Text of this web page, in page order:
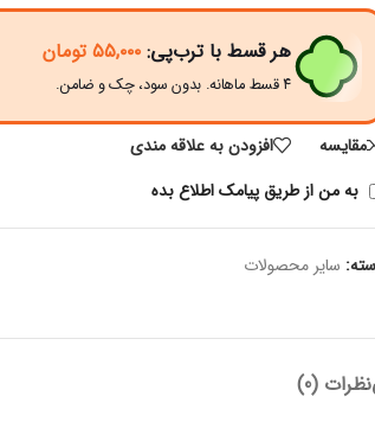
هر قسط با ترب‌پی: ۵۵,۰۰۰ تومان
۴ قسط ماهانه. بدون سود، چک و ضامن.
مقايسه
افزودن به علاقه مندی
به من از طریق پیامک اطلاع بده
سایر محصولات
نظرات (0)